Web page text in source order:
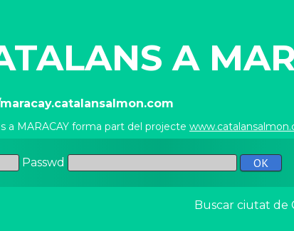
A
a MARACAY forma part del projecte
Passwd
Buscar ciutat de